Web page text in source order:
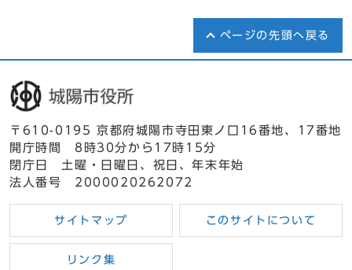
ページの先頭へ戻る
〒610-0195 京都府城陽市寺田東ノ口16番地、17番地
開庁時間 8時30分から17時15分
閉庁日 土曜・日曜日、祝日、年末年始
法人番号 2000020262072
サイトマップ このサイトについて
リンク集